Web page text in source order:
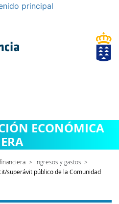
principal
ECONÓMICA
> Ingresos y gastos >
superávit público de la Comunidad